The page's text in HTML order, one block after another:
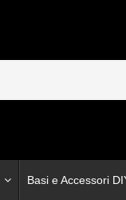
Basi e Accessori